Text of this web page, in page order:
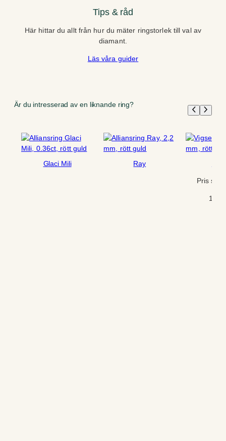
Tips & råd
Här hittar du allt från hur du mäter ringstorlek till val av
diamant.
Läs våra guider
Är du intresserad av en liknande ring?
Glaci Mili Ray
Pris
1